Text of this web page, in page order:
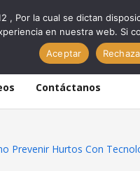
Contáctanos
Prevenir Hurtos Con
, Por la cual se dictan
en nuestra web. Si
Aceptar